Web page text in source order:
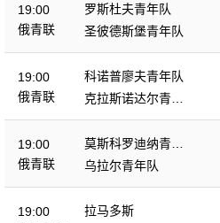
19:00
俄青联
罗斯杜夫青年队
圣彼德斯堡青年队
19:00
俄青联
科诺普廖夫青年队
克拉斯诺达尔青年
队
19:00
俄青联
莫斯科罗迪纳青年
队
乌拉尔青年队
19:00
拉马多斯